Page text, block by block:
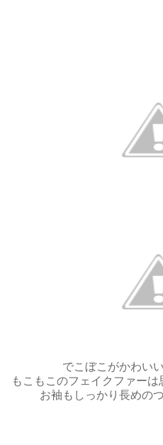
でこぼこがかわい
もこもこのフェイクファー
お袖もしっかり長めの